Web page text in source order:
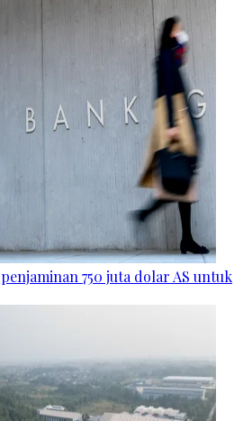
750 juta dolar AS untuk